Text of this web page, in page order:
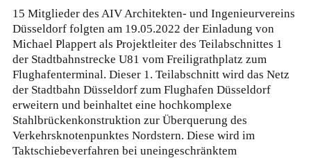
15 Mitglieder des AIV Architekten- und Ingenieurvereins
Düsseldorf folgten am 19.05.2022 der Einladung von
Michael Plappert als Projektleiter des Teilabschnittes 1
der Stadtbahnstrecke U81 vom Freiligrathplatz zum
Flughafenterminal. Dieser 1. Teilabschnitt wird das Netz
der Stadtbahn Düsseldorf zum Flughafen Düsseldorf
erweitern und beinhaltet eine hochkomplexe
Stahlbrückenkonstruktion zur Überquerung des
Verkehrsknotenpunktes Nordstern. Diese wird im
Taktschiebeverfahren bei uneingeschränktem